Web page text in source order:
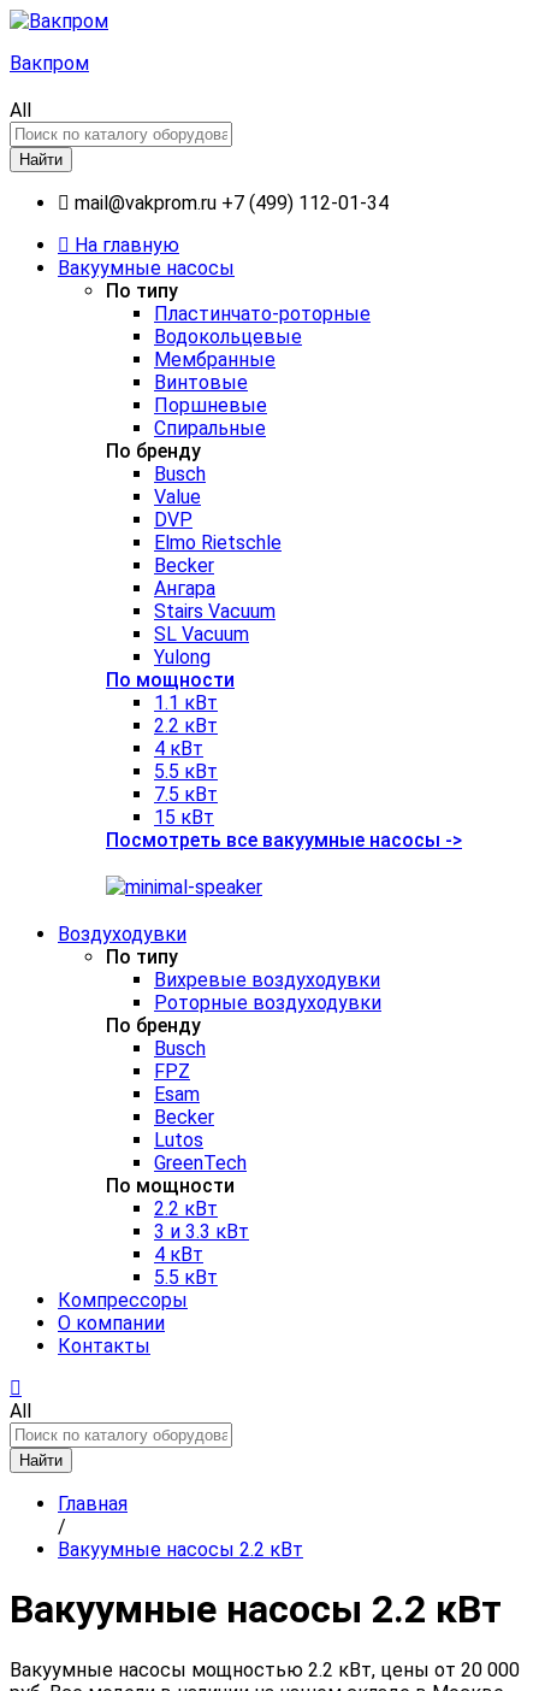
Вакпром
All
Найти
mail@vakprom.ru +7 (499) 112-01-34
На главную
Вакуумные насосы
По типу
Пластинчато-роторные
Водокольцевые
Мембранные
Винтовые
Поршневые
Спиральные
По бренду
Busch
Value
DVP
Elmo Rietschle
Becker
Ангара
Stairs Vacuum
SL Vacuum
Yulong
По мощности
1.1 кВт
2.2 кВт
4 кВт
5.5 кВт
7.5 кВт
15 кВт
Посмотреть все вакуумные насосы ->
Воздуходувки
По типу
Вихревые воздуходувки
Роторные воздуходувки
По бренду
Busch
FPZ
Esam
Becker
Lutos
GreenTech
По мощности
2.2 кВт
3 и 3.3 кВт
4 кВт
5.5 кВт
Компрессоры
О компании
Контакты
All
Найти
Главная
/
Вакуумные насосы 2.2 кВт
Вакуумные насосы 2.2 кВт
Вакуумные насосы мощностью 2.2 кВт, цены от 20 000